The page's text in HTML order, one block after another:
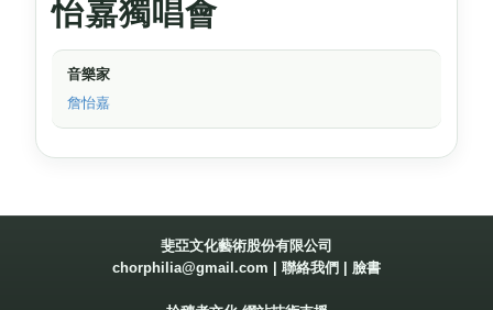
怡嘉獨唱會
音樂家
詹怡嘉
斐亞文化藝術股份有限公司
chorphilia@gmail.com
聯絡我們 臉書